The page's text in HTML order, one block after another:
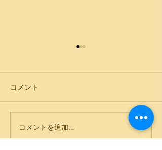
コメント
コメントを追加…